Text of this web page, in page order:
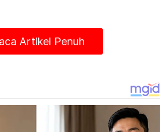
Artikel Penuh